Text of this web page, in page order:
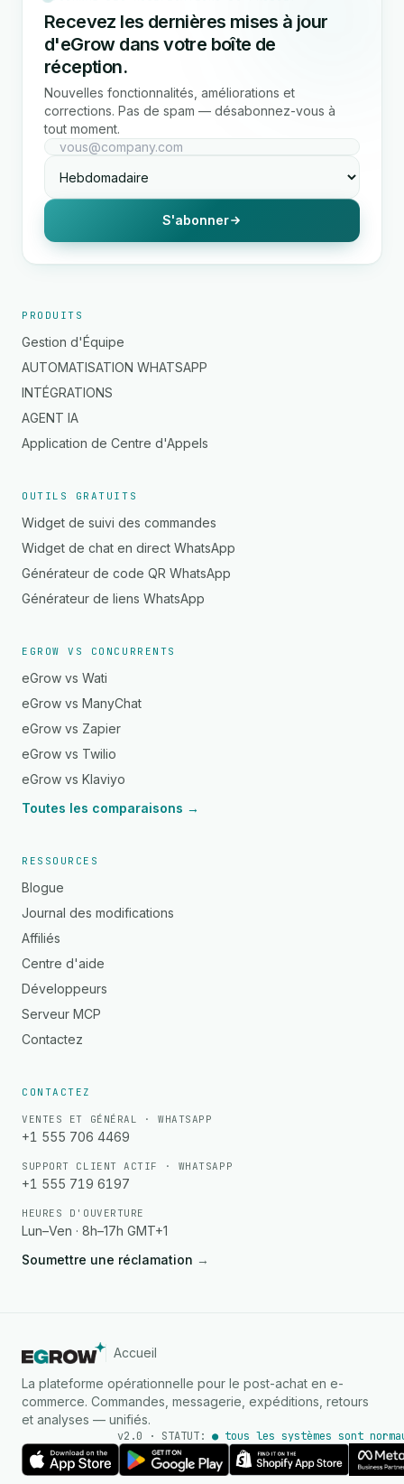
Recevez les dernières mises à jour
d'eGrow dans votre boîte de
réception.
Nouvelles fonctionnalités, améliorations et
corrections. Pas de spam — désabonnez-vous à
tout moment.
S'abonner
PRODUITS
Gestion d'Équipe
AUTOMATISATION WHATSAPP
INTÉGRATIONS
AGENT IA
Application de Centre d'Appels
OUTILS GRATUITS
Widget de suivi des commandes
Widget de chat en direct WhatsApp
Générateur de code QR WhatsApp
Générateur de liens WhatsApp
EGROW VS CONCURRENTS
eGrow vs Wati
eGrow vs ManyChat
eGrow vs Zapier
eGrow vs Twilio
eGrow vs Klaviyo
Toutes les comparaisons →
RESSOURCES
Blogue
Journal des modifications
Affiliés
Centre d'aide
Développeurs
Serveur MCP
Contactez
CONTACTEZ
VENTES ET GÉNÉRAL · WHATSAPP
+1 555 706 4469
SUPPORT CLIENT ACTIF · WHATSAPP
+1 555 719 6197
HEURES D'OUVERTURE
Lun–Ven · 8h–17h GMT+1
Soumettre une réclamation →
Accueil
La plateforme opérationnelle pour le post-achat en e-
commerce. Commandes, messagerie, expéditions, retours
et analyses — unifiés.
v2.0 · STATUT: ● tous les systèmes sont